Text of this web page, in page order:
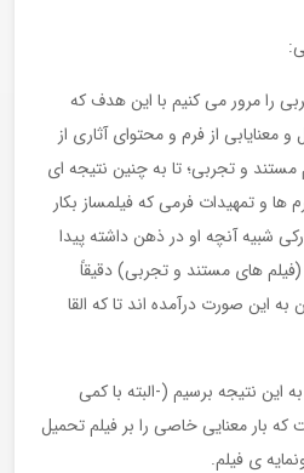
را مرور می کنیم با این هدف که
معنایابی از فرم و محتوای آثاری از
و تجربی؛ تا به چنین نتیجه ای
و تمهیدات فرمی که فیلمساز بکار
شبیه آنچه او در ذهن داشته پیدا
(فیلم های مستند و تجربی) دقیقاً
این صورت درآمده اند تا که القا
این نتیجه برسیم (-البته با کمی
بار معنایی خاصی را بر فیلم تحمیل
ی فیلم.